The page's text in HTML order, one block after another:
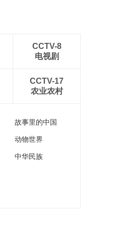
CCTV-8
电视剧
CCTV-17
农业农村
故事里的中国
动物世界
中华民族